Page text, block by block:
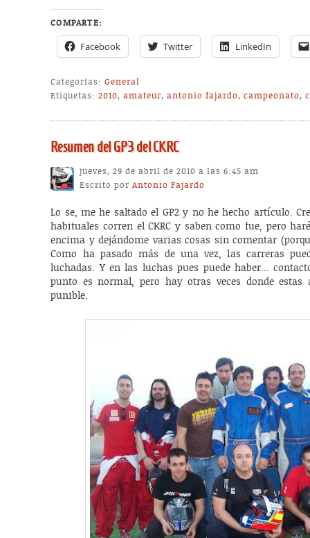
COMPARTE:
Facebook Twitter LinkedIn
Categorías: General
Etiquetas: 2010,amateur,antonio fajardo,campeonato,
Resumen del GP3 del CKRC
jueves, 29 de abril de 2010 a las 6:45 am
Escrito porAntonio Fajardo
Lo se, me he saltado el GP2 y no he hecho artículo.
habituales corren el CKRC y saben como fue, pero
encima y dejándome varias cosas sin comentar
Como ha pasado más de una vez, las carreras
luchadas. Y en las luchas pues puede haber…
punto es normal, pero hay otras veces donde estas
punible.